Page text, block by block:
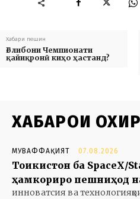
Хабари пешин
Ғолибони Чемпионати
қайиқронӣ киҳо ҳастанд?
ХАБАРҲОИ
МУВАФФАҚИЯТ 07.08.2026
Тоҷикистон ба SpaceX/
ҳамкориро пешниҳод
инноватсия ва